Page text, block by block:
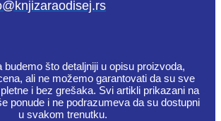
budemo što detaljniji u opisu proizvoda,
ali ne možemo garantovati da su sve
i bez grešaka. Svi artikli prikazani na
ponude i ne podrazumeva da su dostupni
u svakom trenutku.